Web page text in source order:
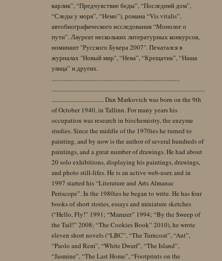
карлик”, “Предчувствие беды”, “Последний дом”,
“Следы у моря”, “Немо”), романа “Vis vitalis”,
автобиографического исследования “Монолог о
пути”. Лауреат нескольких литературных конкурсов,
номинант "Русского Букера 2007". Печатался в
журналах "Новый мир", “Нева”, “Крещатик”, “Наша
улица” и других.
......................................................................................
.......................................................................................................
................................... Dan Markovich was born on the 9th
of October 1940, in Tallinn. For many years his
occupation was research in biochemistry, the enzyme
studies. Since the middle of the 1970ies he turned to
painting, and by now is the author of several hundreds of
paintings, and a great number of drawings. He had about
20 solo exhibitions, displaying his paintings, drawings,
and photo still-lifes. He is an active web-user, and in
1997 started his “Literature and Arts Almanac
Periscope”. In the 1980ies he began to write. He has four
books of short stories, essays and miniature sketches
(“Hello, Fly!” 1991; “Mamzer” 1994; “By the Sweep of
the Tail!” 2008; “The Cookies Book” 2010), he wrote
eleven short novels (“LBC”, “The Turncoat”, “Ant”,
“Paolo and Rem”, “White Dwarf”, “The Island”,
“Jasmine”, “The Last Home”, “Footprints on the